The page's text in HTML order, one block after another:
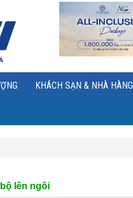
KHÁCH SẠN & NHÀ HÀNG
lên ngôi